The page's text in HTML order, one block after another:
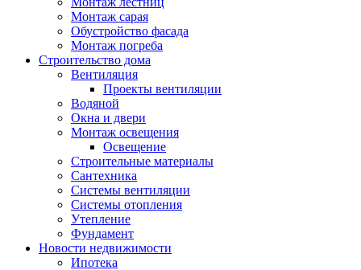
Монтаж сарая
Обустройство фасада
Монтаж погреба
Строительство дома
Вентиляция
Проекты вентиляции
Водяной
Окна и двери
Монтаж освещения
Освещение
Строительные материалы
Сантехника
Системы вентиляции
Системы отопления
Утепление
Фундамент
Новости недвижимости
Ипотека